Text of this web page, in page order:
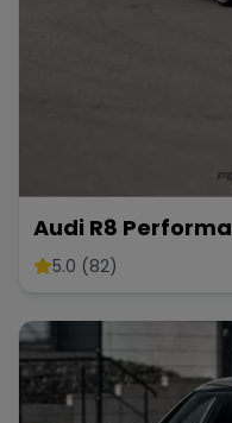
Audi R8
5.0 (82)